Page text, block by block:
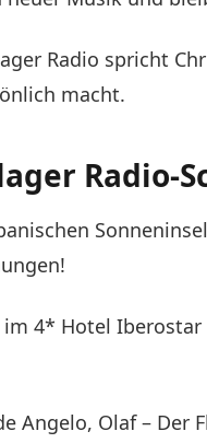
Radio spricht
macht.
Radio-
4* Hotel
Angelo, Olaf – Der